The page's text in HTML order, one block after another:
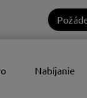
Nabíjanie